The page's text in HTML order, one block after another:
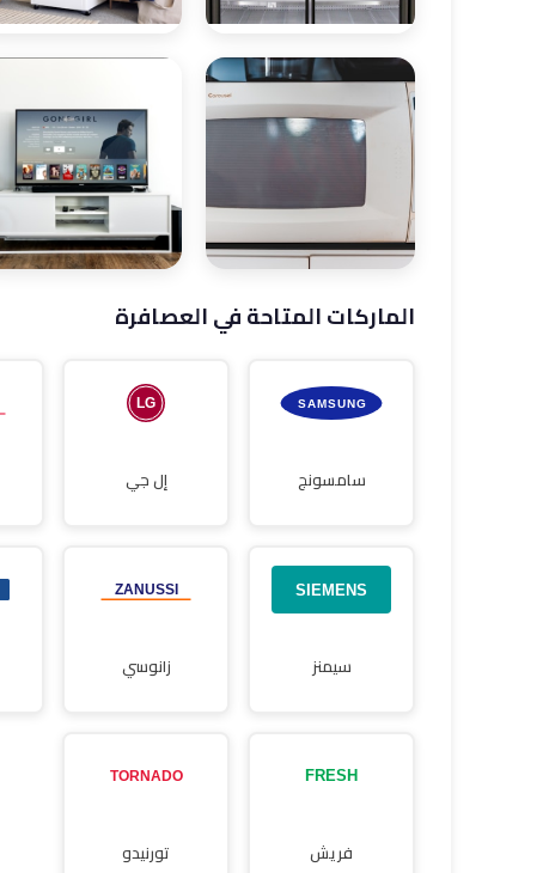
صيانة ثلاجات صيانة غسالات
أطباق
الماركات المتاحة في العصافرة
سامسونج إل جي
سيمنز زانوسي
فريش تورنيدو